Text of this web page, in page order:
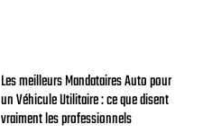
Les meilleurs Mandataires Auto pour
un Véhicule Utilitaire : ce que disent
vraiment les professionnels